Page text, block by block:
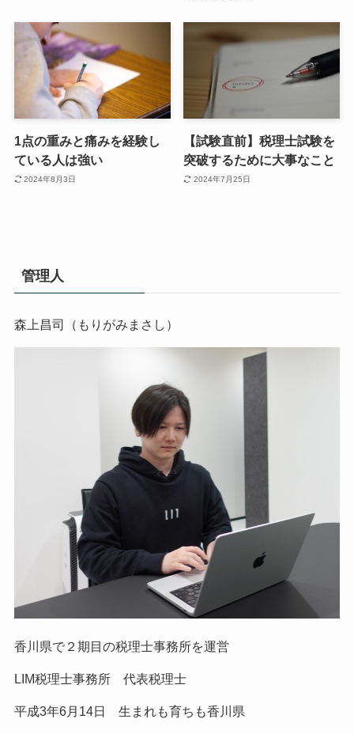
1点の重みと痛みを経験し
ている人は強い
2024年8月3日
【試験直前】税理士試験を
突破するために大事なこと
2024年7月25日
管理人
森上昌司（もりがみまさし）
香川県で２期目の税理士事務所を運営
LIM税理士事務所 代表税理士
平成3年6月 14日 生まれも育ちも香川県